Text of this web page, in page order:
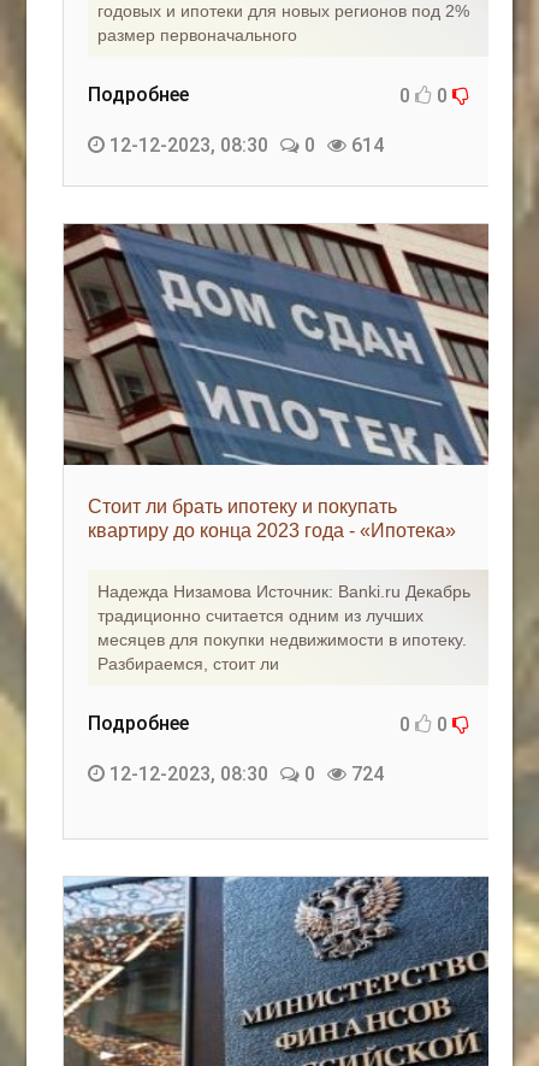
годовых и ипотеки для новых регионов под 2%
размер первоначального
Подробнее 0 0
12-12-2023, 08:30 0 614
Стоит ли брать ипотеку и покупать
квартиру до конца 2023 года - «Ипотека»
Надежда Низамова Источник: Banki.ru Декабрь
традиционно считается одним из лучших
месяцев для покупки недвижимости в ипотеку.
Разбираемся, стоит ли
Подробнее 0 0
12-12-2023, 08:30 0 724